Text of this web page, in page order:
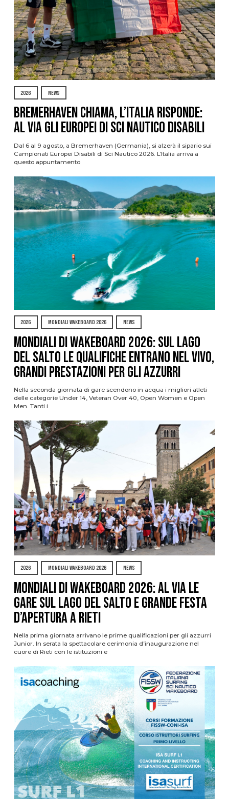
2026 NEWS
Bremerhaven chiama, l’Italia risponde:
al via gli Europei di Sci Nautico Disabili
Dal 6 al 9 agosto, a Bremerhaven (Germania), si alzerà il sipario sui
Campionati Europei Disabili di Sci Nautico 2026. L’Italia arriva a
questo appuntamento
2026 MONDIALI WAKEBOARD 2026 NEWS
Mondiali di Wakeboard 2026: sul Lago
del Salto le qualifiche entrano nel vivo,
grandi prestazioni per gli azzurri
Nella seconda giornata di gare scendono in acqua i migliori atleti
delle categorie Under 14, Veteran Over 40, Open Women e Open
Men. Tanti i
2026 MONDIALI WAKEBOARD 2026 NEWS
Mondiali di Wakeboard 2026: al via le
gare sul Lago del Salto e grande festa
d’apertura a Rieti
Nella prima giornata arrivano le prime qualificazioni per gli azzurri
Junior. In serata la spettacolare cerimonia d’inaugurazione nel
cuore di Rieti con le istituzioni e